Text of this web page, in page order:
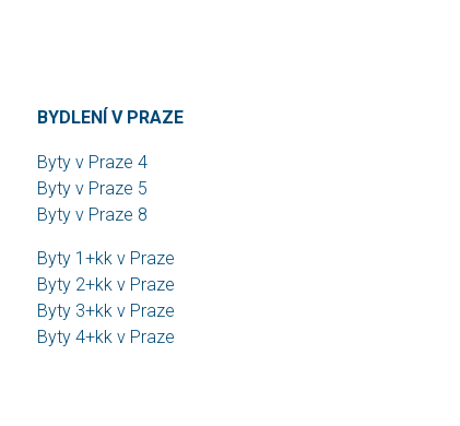
BYDLENÍ V PRAZE
Byty v Praze 4
Byty v Praze 5
Byty v Praze 8
Byty 1+kk v Praze
Byty 2+kk v Praze
Byty 3+kk v Praze
Byty 4+kk v Praze